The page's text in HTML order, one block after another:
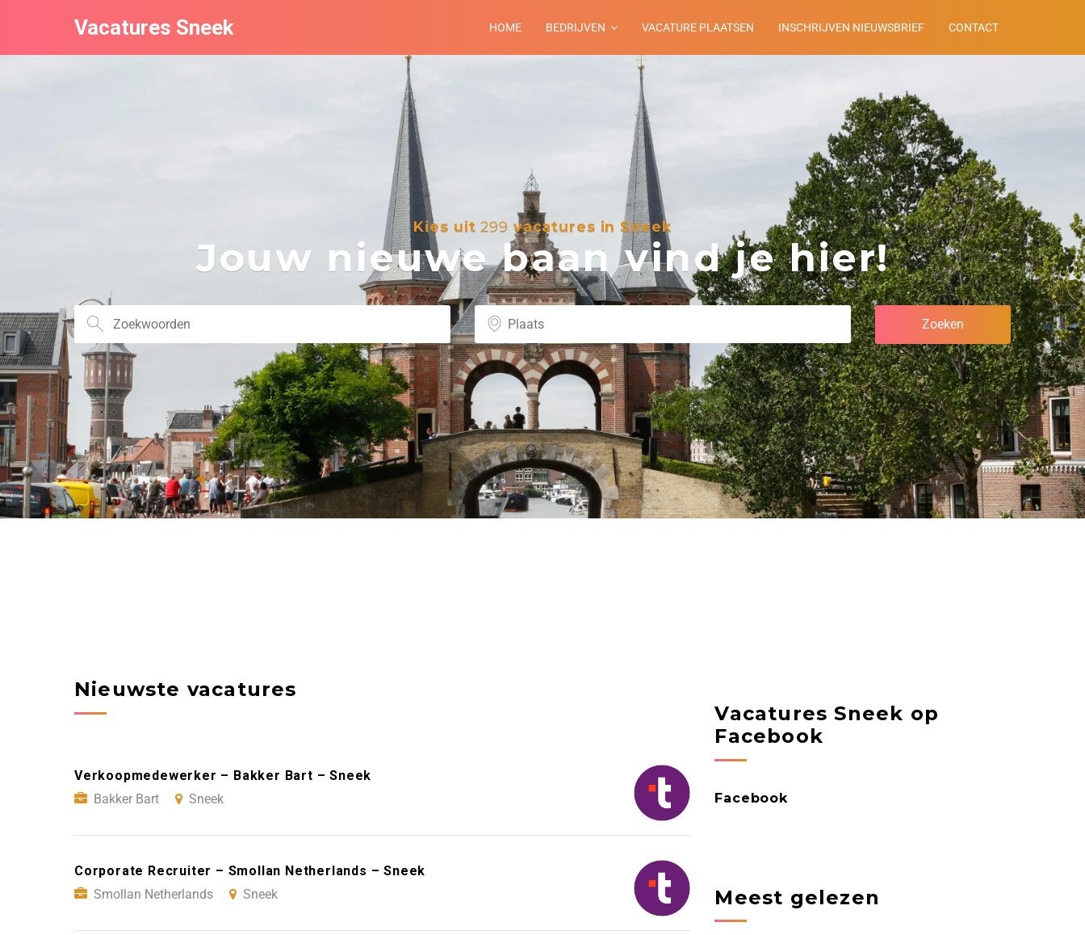
Vacatures Sneek HOME BEDRIJVEN VACATURE PLAATSEN INSCHRIJVEN NIEUWSBRIEF CONTACT
Kies uit299 vacatures in Sneek
Jouw nieuwe baan vind je hier!
Nieuwste vacatures
Verkoopmedewerker – Bakker Bart – Sneek
Bakker Bart
Sneek
Corporate Recruiter – Smollan Netherlands – Sneek
Smollan Netherlands
Sneek
Vacatures Sneek op
Facebook
Facebook
Meest gelezen